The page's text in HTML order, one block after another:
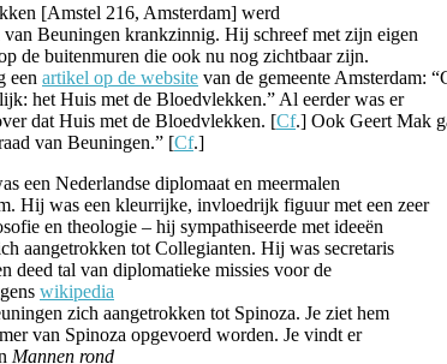
[Amstel 216, Amsterdam] werd
van Beuningen krankzinnig. Hij schreef met zijn eigen
de buitenmuren die ook nu nog zichtbaar zijn.
een artikel op de website van de gemeente Amsterdam:
het Huis met de Bloedvlekken.” Al eerder was er
dat Huis met de Bloedvlekken. [Cf.] Ook Geert Mak
van Beuningen.” [Cf.]
een Nederlandse diplomaat en meermalen
Hij was een kleurrijke, invloedrijk figuur met een zeer
en theologie – hij sympathiseerde met ideeën
aangetrokken tot Collegianten. Hij was secretaris
deed tal van diplomatieke missies voor de
wikipedia
zich aangetrokken tot Spinoza. Je ziet hem
van Spinoza opgevoerd worden. Je vindt er
Mannen rond